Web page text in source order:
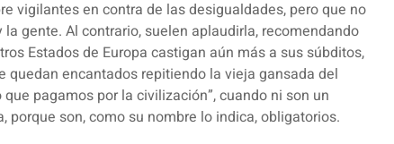
vigilantes en contra de las desigualdades, pero que no
gente. Al contrario, suelen aplaudirla, recomendando
Estados de Europa castigan aún más a sus súbditos,
quedan encantados repitiendo la vieja gansada del
pagamos por la civilización”, cuando ni son un
porque son, como su nombre lo indica, obligatorios.